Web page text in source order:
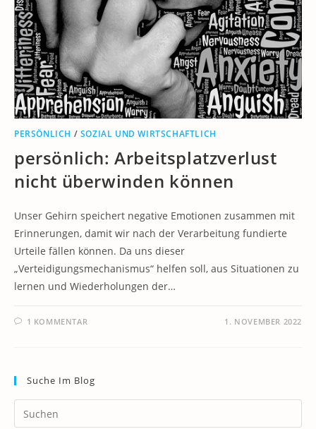
PERSÖNLICH / SOZIAL UND WIRTSCHAFTLICH
persönlich: Arbeitsplatzverlust
nicht überwinden können
Unser Gehirn speichert negative Emotionen zusammen mit
Erinnerungen, damit wir nach der Verarbeitung fundierte
Urteile fällen können. Da uns dieser
„Verteidigungsmechanismus“ helfen soll, aus Situationen zu
lernen und Wiederholungen der…
1 KOMMENTAR 1. NOVEMBER 2022
Suche Im Blog